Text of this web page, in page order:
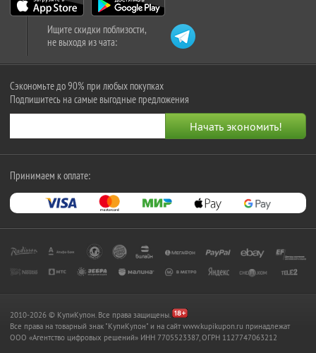
Ищите скидки поблизости,
не выходя из чата:
Сэкономьте до 90% при любых покупках
Подпишитесь на самые выгодные предложения
Принимаем к оплате:
2010-2026 © КупиКупон. Все права защищены.
Все права на товарный знак "КупиКупон" и на сайт www.kupikupon.ru принадлежат
OOO «Агентство цифровых решений» ИНН 7705523387, ОГРН 1127747063212